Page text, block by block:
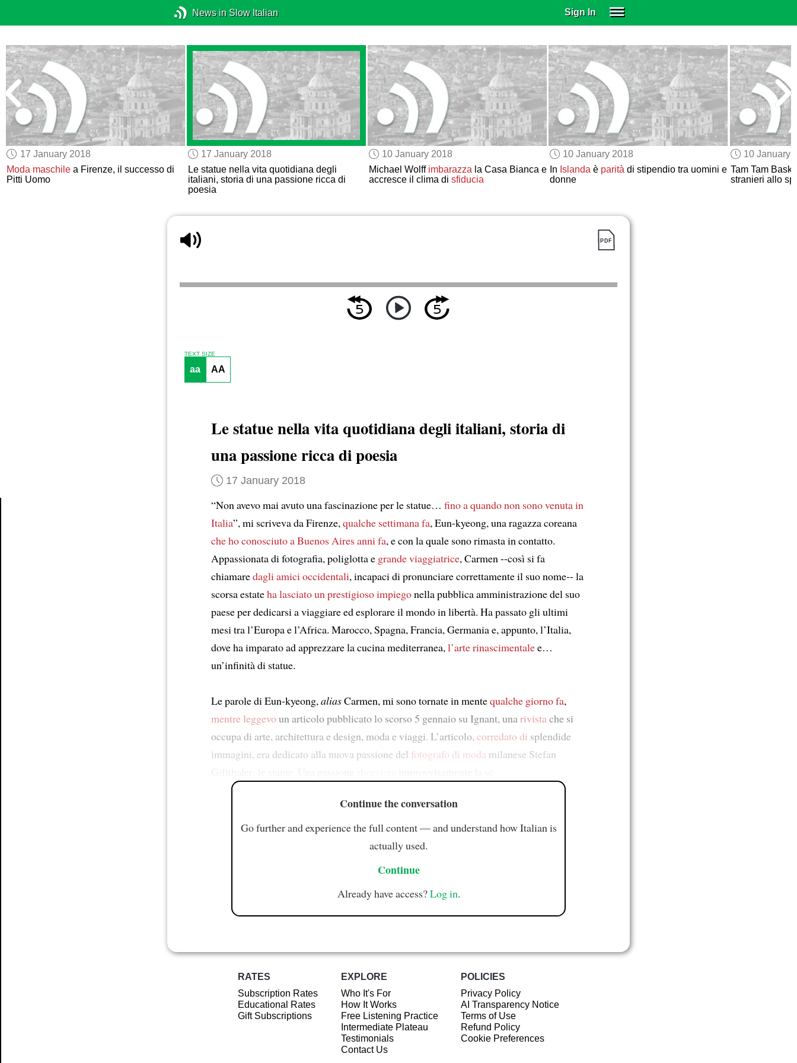
News in Slow Italian Sign In
SUBSCRIBE
EDUCATIONAL LICENSES
GIFT CARDS
OTHER LANGUAGES
ABOUT US
ALEXA
ADJUST COLORS
17 January 2018
Moda maschile a Firenze, il successo di
Pitti Uomo
17 January 2018
Le statue nella vita quotidiana degli
italiani, storia di una passione ricca di
poesia
10 January 2018
Michael Wolff imbarazzala Casa Bianca e
accresce il clima di sfiducia
10 January 2018
In Islandaè paritàdi stipendio tra uomini e
donne
10 January
Tam Tam
stranieri allo
TEXT SIZE
aa AA
Le statue nella vita quotidiana degli italiani, storia di
una passione ricca di poesia
17 January 2018
“Non avevo mai avuto una fascinazione per le statue… fino a quando non sono venuta in
Italia”, mi scriveva da Firenze, qualche settimana fa, Eun-kyeong, una ragazza coreana
che ho conosciuto a Buenos Aires anni fa, e con la quale sono rimasta in contatto.
Appassionata di fotografia, poliglotta e grande viaggiatrice, Carmen --così si fa
chiamaredagli amici occidentali, incapaci di pronunciare correttamente il suo nome-- la
scorsa estateha lasciato un prestigioso impiegonella pubblica amministrazione del suo
paese per dedicarsi a viaggiare ed esplorare il mondo in libertà. Ha passato gli ultimi
mesi tra l’Europa e l’Africa. Marocco, Spagna, Francia, Germania e, appunto, l’Italia,
dove ha imparato ad apprezzare la cucina mediterranea, l’arte rinascimentalee…
un’infinità di statue.
Le parole di Eun-kyeong, aliasCarmen, mi sono tornate in mentequalche giorno fa,
mentre leggevoun articolo pubblicato lo scorso 5 gennaio su Ignant, una rivista che si
occupa di arte, architettura e design, moda e viaggi. L’articolo, corredato di splendide
immagini, era dedicato alla nuova passione del fotografo di moda milanese Stefan
Continue the conversation
Go further and experience the full content — and understand how Italian is
actually used.
Continue
Already have access?Log in.
RATES
Subscription Rates
Educational Rates
Gift Subscriptions
EXPLORE
Who It's For
How It Works
Free Listening Practice
Intermediate Plateau
Testimonials
Contact Us
POLICIES
Privacy Policy
AI Transparency Notice
Terms of Use
Refund Policy
Cookie Preferences